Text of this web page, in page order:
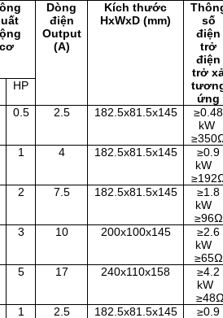
cơ
Dòng
điện
Output
(A)
Kích thước
HxWxD (mm)
số
điện
trở
điện
trở
ứng
HP
0.5 2.5 182.5x81.5x145
≥0.48
kW
1 4 182.5x81.5x145
≥0.9
kW
2 7.5 182.5x81.5x145
≥1.8
kW
≥96Ω
3 10 200x100x145
≥2.6
kW
≥65Ω
5 17 240x110x158
≥4.2
kW
1 2.5 182.5x81.5x145
≥0.9